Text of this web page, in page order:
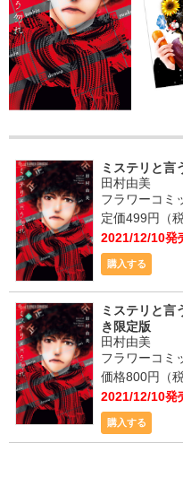
2021/12/10発
田村由美
ミステリと
フラワーコミ
定価499円（税
購入する
2021/12/10発
田村由美
ミステリと
き限定版
フラワーコミ
価格800円（税
購入する